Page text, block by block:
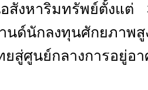
สังหาริมทรัพย์ตั้งแต่
านด์นักลงทุนศักย
ยสู่ศูนย์กลางการอยู่อ